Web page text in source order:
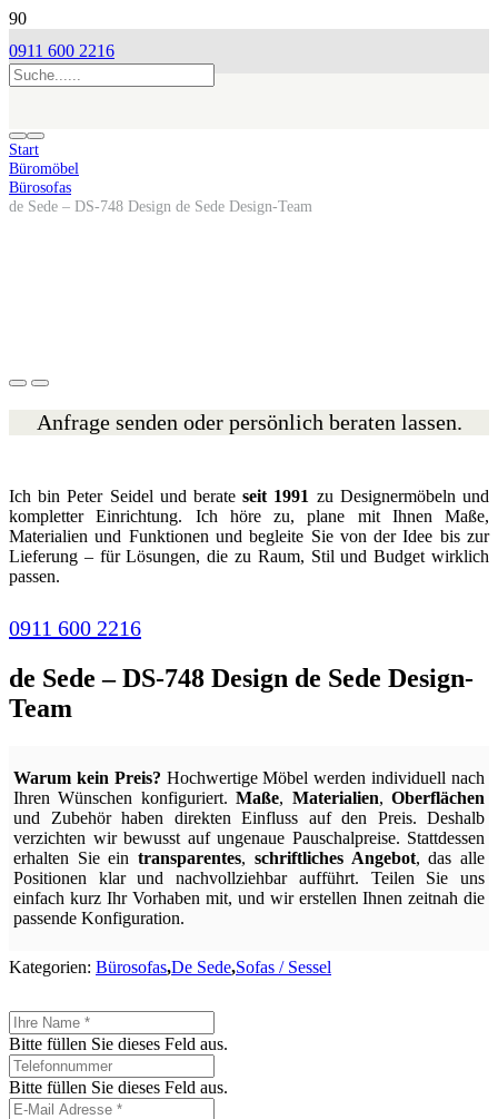
0911 600 2216
Start
Büromöbel
Bürosofas
de Sede – DS-748 Design de Sede Design-Team
Anfrage senden oder persönlich beraten lassen.
Ich bin Peter Seidel und berateseit 1991 zu Designermöbeln und
kompletter Einrichtung. Ich höre zu, plane mit Ihnen Maße,
Materialien und Funktionen und begleite Sie von der Idee bis zur
Lieferung – für Lösungen, die zu Raum, Stil und Budget wirklich
passen.
0911 600 2216
de Sede – DS-748 Design de Sede Design-
Team
Warum kein Preis? Hochwertige Möbel werden individuell nach
Ihren Wünschen konfiguriert.Maße, Materialien,Oberflächen
und Zubehör haben direkten Einfluss auf den Preis. Deshalb
verzichten wir bewusst auf ungenaue Pauschalpreise. Stattdessen
erhalten Sie eintransparentes, schriftliches Angebot, das alle
Positionen klar und nachvollziehbar aufführt. Teilen Sie uns
einfach kurz Ihr Vorhaben mit, und wir erstellen Ihnen zeitnah die
passende Konfiguration.
Kategorien: Bürosofas,De Sede,Sofas / Sessel
Bitte füllen Sie dieses Feld aus.
Bitte füllen Sie dieses Feld aus.